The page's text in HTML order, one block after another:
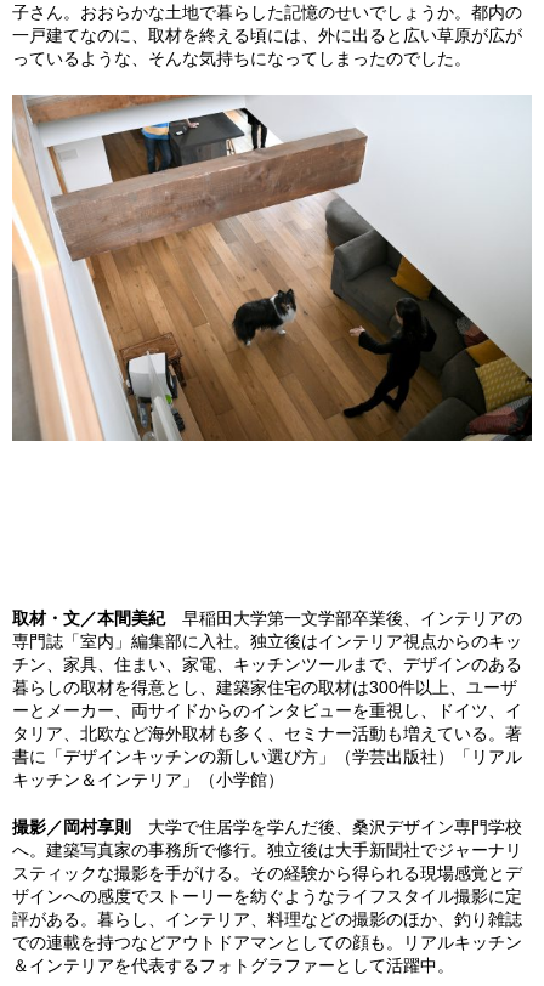
子さん。おおらかな土地で暮らした記憶のせいでしょうか。都内の
一戸建てなのに、取材を終える頃には、外に出ると広い草原が広が
っているような、そんな気持ちになってしまったのでした。
取材・文／本間美紀 早稲田大学第一文学部卒業後、インテリアの
専門誌「室内」編集部に入社。独立後はインテリア視点からのキッ
チン、家具、住まい、家電、キッチンツールまで、デザインのある
暮らしの取材を得意とし、建築家住宅の取材は300件以上、ユーザ
ーとメーカー、両サイドからのインタビューを重視し、ドイツ、イ
タリア、北欧など海外取材も多く、セミナー活動も増えている。著
書に「デザインキッチンの新しい選び方」（学芸出版社）「リアル
キッチン＆インテリア」（小学館）
撮影／岡村享則
大学で住居学を学んだ後、桑沢デザイン専門学校
へ。建築写真家の事務所で修行。独立後は大手新聞社でジャーナリ
スティックな撮影を手がける。その経験から得られる現場感覚とデ
ザインへの感度でストーリーを紡ぐようなライフスタイル撮影に定
評がある。暮らし、インテリア、料理などの撮影のほか、釣り雑誌
での連載を持つなどアウトドアマンとしての顔も。リアルキッチン
＆インテリアを代表するフォトグラファーとして活躍中。